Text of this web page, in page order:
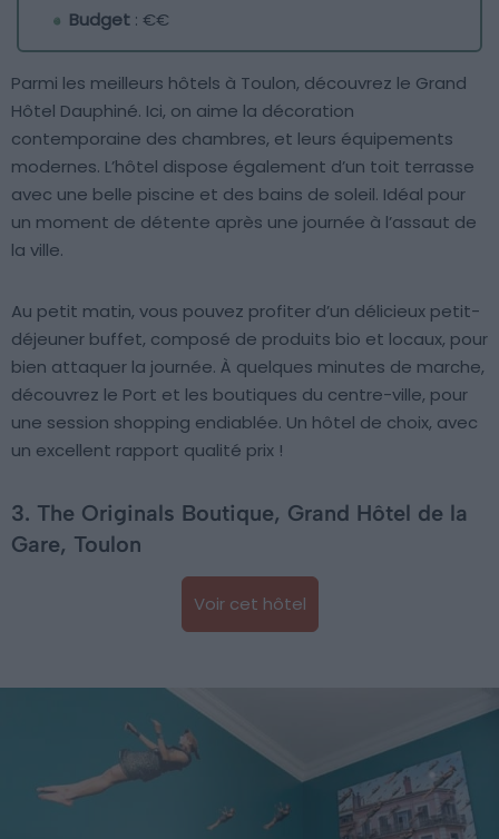
Budget : €€
Parmi les meilleurs hôtels à Toulon, découvrez le Grand
Hôtel Dauphiné. Ici, on aime la décoration
contemporaine des chambres, et leurs équipements
modernes. L’hôtel dispose également d’un toit terrasse
avec une belle piscine et des bains de soleil. Idéal pour
un moment de détente après une journée à l’assaut de
la ville.
Au petit matin, vous pouvez profiter d’un délicieux petit-
déjeuner buffet, composé de produits bio et locaux, pour
bien attaquer la journée. À quelques minutes de marche,
découvrez le Port et les boutiques du centre-ville, pour
une session shopping endiablée. Un hôtel de choix, avec
un excellent rapport qualité prix !
3. The Originals Boutique, Grand Hôtel de la
Gare, Toulon
Voir cet hôtel